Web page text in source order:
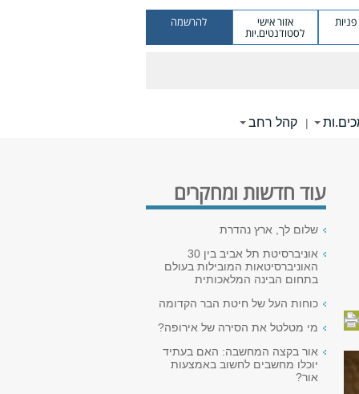
אזור אישי
לסטודנטים.יות
להרשמה
| קהל רחב
עוד חדשות ומחקרים
שלום לך, ארץ נהדרת
אוניברסיטת תל אביב בין 30
האוניברסיטאות המובילות בעולם
בתחום הבינה המלאכותית
כוחות העל של חיטת הבר הקדומה
מי מטלטל את הסירה של אירופה?
אור בקצה המחשבה: האם בעתיד
יוכלו מחשבים לחשוב באמצעות
אור?